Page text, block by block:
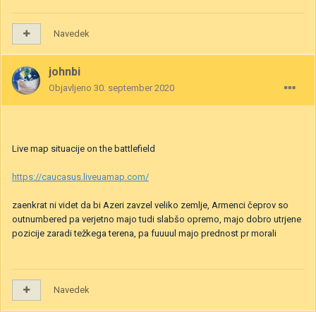
Navedek
johnbi
Objavljeno 30. september 2020
Live map situacije on the battlefield
https://caucasus.liveuamap.com/
zaenkrat ni videt da bi Azeri zavzel veliko zemlje, Armenci čeprov so
outnumbered pa verjetno majo tudi slabšo opremo, majo dobro utrjene
pozicije zaradi težkega terena, pa fuuuul majo prednost pr morali
Navedek